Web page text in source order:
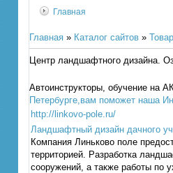
Главная
Главная» Каталог сайтов»
Центр ландшафтного дизайна.
Автоинструкторы, обучение на
Петербурге,вам поможет наша
http://linkovo-pole.ru/
Ландшафтный дизайн дачного
Компания Линьково поле
территорией. Разработка
сооружений, а также работы по